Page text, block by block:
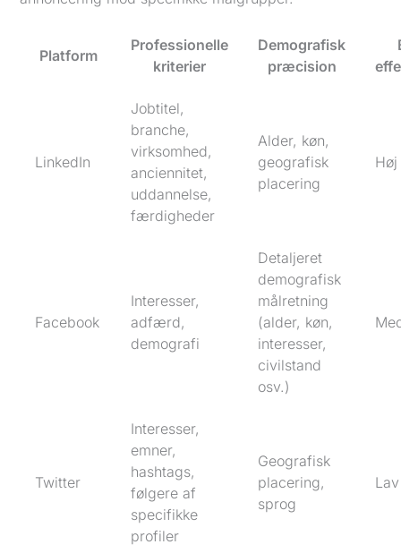
Platform
Professionelle
kriterier
Demografisk
præcision
LinkedIn
Jobtitel,
branche,
virksomhed,
anciennitet,
uddannelse,
færdigheder
Alder, køn,
geografisk
placering
Høj
Facebook
Interesser,
adfærd,
demografi
Detaljeret
demografisk
målretning
(alder, køn,
interesser,
civilstand
osv.)
Twitter
Interesser,
emner,
hashtags,
følgere af
specifikke
profiler
Geografisk
placering,
sprog
Lav